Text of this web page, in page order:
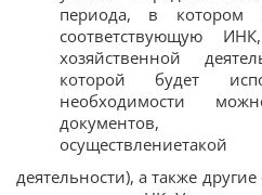
периода, в котором
соответствующую
хозяйственной
которой будет
необходимости
документов,
осуществлениетакой
деятельности), а также